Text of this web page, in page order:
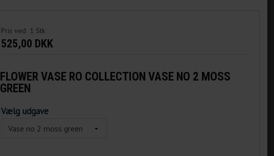
Pris ved 1 Stk
525,00 DKK
FLOWER VASE RO COLLECTION VASE NO 2 MOSS
GREEN
Vælg udgave